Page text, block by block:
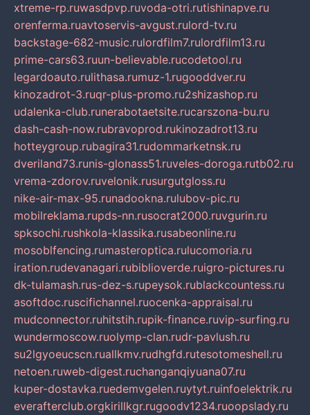
xtreme-rp.ruwasdpvp.ruvoda-otri.rutishinapve.ru
orenferma.ruavtoservis-avgust.rulord-tv.ru
backstage-682-music.rulordfilm7.rulordfilm13.ru
prime-cars63.ruun-believable.rucodetool.ru
legardoauto.rulithasa.rumuz-1.rugooddver.ru
kinozadrot-3.ruqr-plus-promo.ru2shizashop.ru
udalenka-club.runerabotaetsite.rucarszona-bu.ru
dash-cash-now.rubravoprod.rukinozadrot13.ru
hotteygroup.rubagira31.rudommarketnsk.ru
dveriland73.runis-glonass51.ruveles-doroga.rutb02.ru
vrema-zdorov.ruvelonik.rusurgutgloss.ru
nike-air-max-95.runadookna.rulubov-pic.ru
mobilreklama.rupds-nn.rusocrat2000.ruvgurin.ru
spksochi.rushkola-klassika.rusabeonline.ru
mosoblfencing.rumasteroptica.rulucomoria.ru
iration.rudevanagari.rubiblioverde.ruigro-pictures.ru
dk-tulamash.rus-dez-s.rupeysok.rublackcountess.ru
asoftdoc.ruscifichannel.ruocenka-appraisal.ru
mudconnector.ruhitstih.rupik-finance.ruvip-surfing.ru
wundermoscow.ruolymp-clan.rudr-pavlush.ru
su2lgyoeucscn.ruallkmv.rudhgfd.rutesotomeshell.ru
netoen.ruweb-digest.ruchanganqiyuana07.ru
kuper-dostavka.ruedemvgelen.ruytyt.ruinfoelektrik.ru
everafterclub.orgkirillkgr.rugoodv1234.ruoopslady.ru